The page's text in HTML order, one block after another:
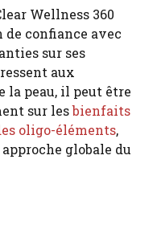
Wellness 360
confiance avec
sur ses
aux
la peau, il peut être
sur lesbienfaits
oligo-éléments,
globale du